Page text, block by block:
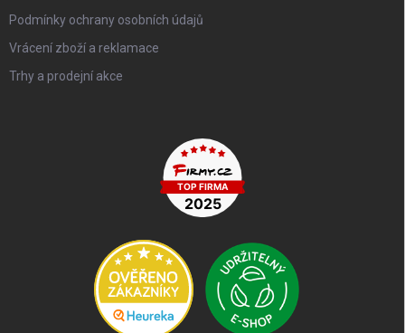
Podmínky ochrany osobních údajů
Vrácení zboží a reklamace
Trhy a prodejní akce